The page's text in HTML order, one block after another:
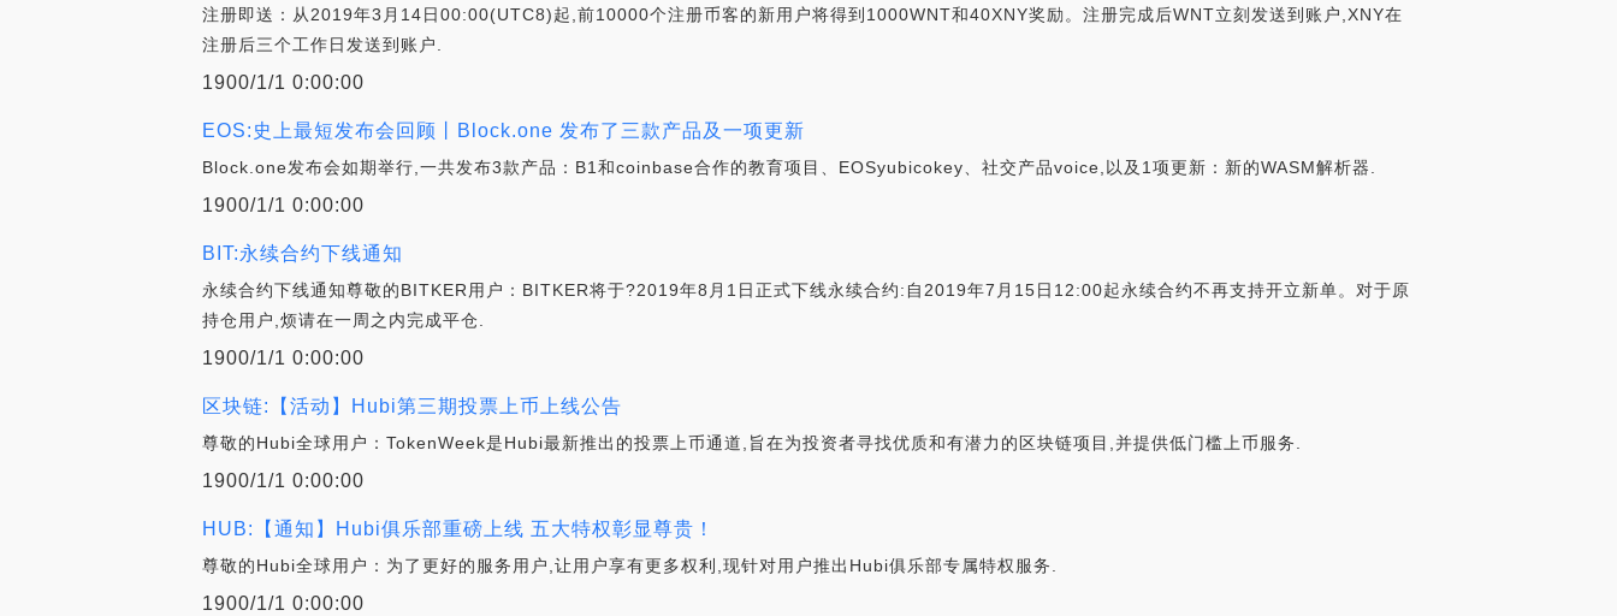
注册即送：从2019年3月14日00:00(UTC8)起,前10000个注册币客的新用户将得到1000WNT和40XNY奖励。注册完成后WNT立刻发送到账户,XNY在
注册后三个工作日发送到账户.
1900/1/1 0:00:00
EOS:史上最短发布会回顾丨Block.one 发布了三款产品及一项更新
Block.one发布会如期举行,一共发布3款产品：B1和coinbase合作的教育项目、EOSyubicokey、社交产品voice,以及1项更新：新的WASM解析器.
1900/1/1 0:00:00
BIT:永续合约下线通知
永续合约下线通知尊敬的BITKER用户：BITKER将于?2019年8月1日正式下线永续合约:自2019年7月15日12:00起永续合约不再支持开立新单。对于原
持仓用户,烦请在一周之内完成平仓.
1900/1/1 0:00:00
区块链:【活动】Hubi第三期投票上币上线公告
尊敬的Hubi全球用户：TokenWeek是Hubi最新推出的投票上币通道,旨在为投资者寻找优质和有潜力的区块链项目,并提供低门槛上币服务.
1900/1/1 0:00:00
HUB:【通知】Hubi俱乐部重磅上线 五大特权彰显尊贵！
尊敬的Hubi全球用户：为了更好的服务用户,让用户享有更多权利,现针对用户推出Hubi俱乐部专属特权服务.
1900/1/1 0:00:00